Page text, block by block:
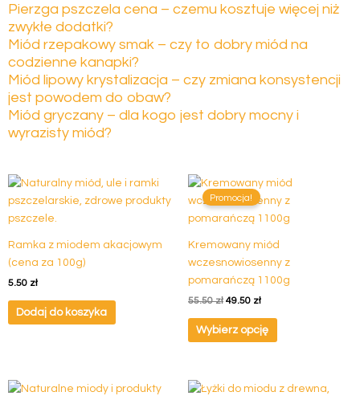
Pierzga pszczela cena – czemu kosztuje więcej niż
zwykłe dodatki?
Miód rzepakowy smak – czy to dobry miód na
codzienne kanapki?
Miód lipowy krystalizacja – czy zmiana konsystencji
jest powodem do obaw?
Miód gryczany – dla kogo jest dobry mocny i
wyrazisty miód?
Ramka z miodem akacjowym
(cena za 100g)
5.50 zł
Dodaj do koszyka
Promocja!
Kremowany miód
wczesnowiosenny z
pomarańczą 1100g
55.50zł
Pierwotna
cena
wynosiła:
55.50 zł.
49.50 zł
Aktualna
wynosi:
49.50 zł.
Wybierz opcję